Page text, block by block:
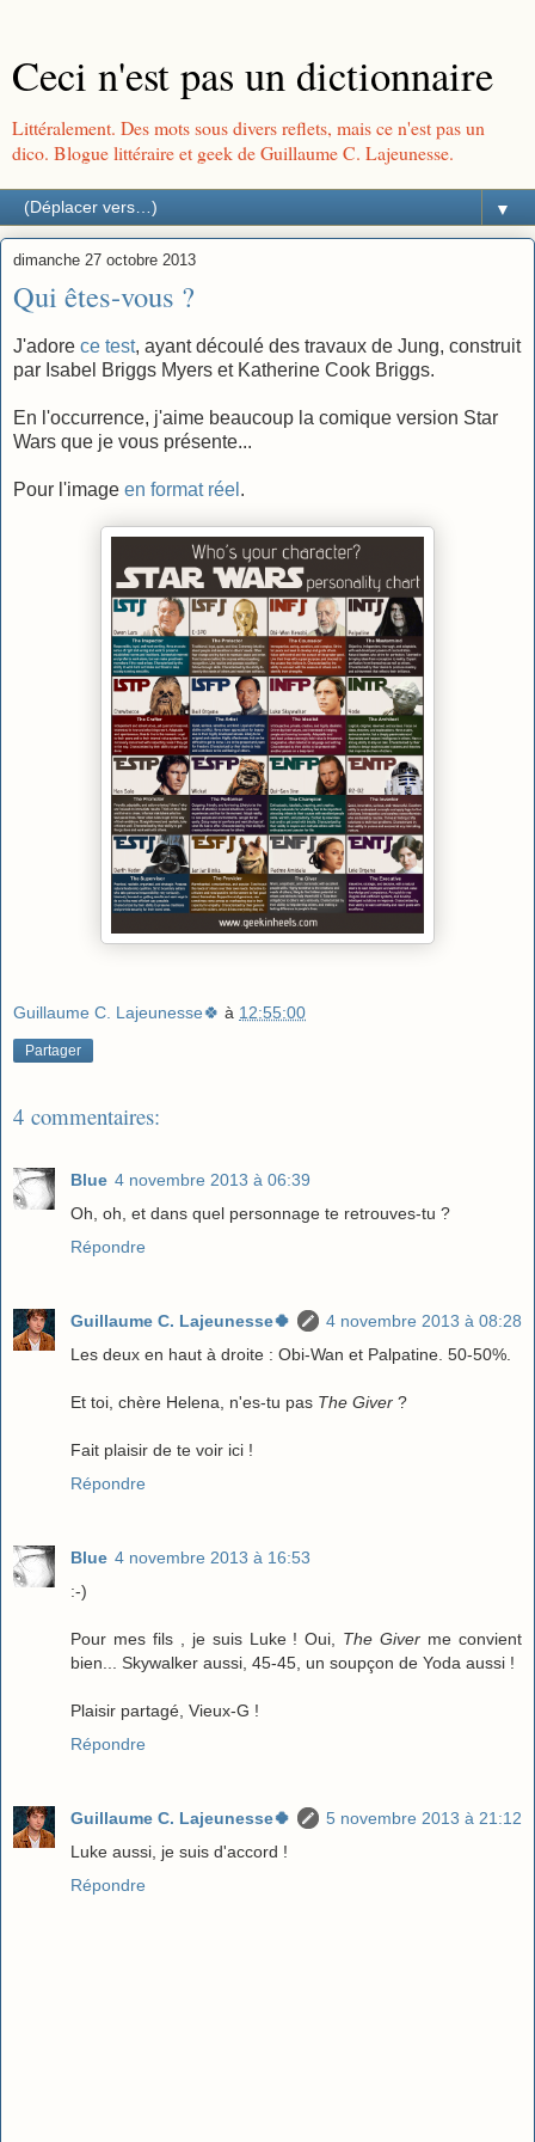
Ceci n'est pas un dictionnaire
Littéralement. Des mots sous divers reflets, mais ce n'est pas un
dico. Blogue littéraire et geek de Guillaume C. Lajeunesse.
▼
dimanche 27 octobre 2013
Qui êtes-vous ?
J'adore ce test, ayant découlé des travaux de Jung, construit
par Isabel Briggs Myers et Katherine Cook Briggs.
En l'occurrence, j'aime beaucoup la comique version Star
Wars que je vous présente...
Pour l'image en format réel .
Guillaume C. Lajeunesse🍀 à 12:55:00
Partager
4 commentaires:
Blue 4 novembre 2013 à 06:39
Oh, oh, et dans quel personnage te retrouves-tu ?
Répondre
Guillaume C. Lajeunesse🍀
4 novembre 2013 à 08:28
Les deux en haut à droite : Obi-Wan et Palpatine. 50-50%.
Et toi, chère Helena, n'es-tu pas The Giver ?
Fait plaisir de te voir ici !
Répondre
Blue 4 novembre 2013 à 16:53
:-)
Pour mes fils , je suis Luke ! Oui, The Giver me convient
bien... Skywalker aussi, 45-45, un soupçon de Yoda aussi !
Plaisir partagé, Vieux-G !
Répondre
Guillaume C. Lajeunesse🍀
5 novembre 2013 à 21:12
Luke aussi, je suis d'accord !
Répondre